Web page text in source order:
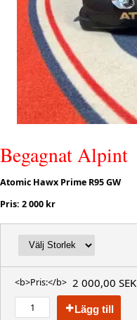
Begagnat Alpint
Atomic Hawx Prime R95 GW
Pris: 2 000 kr
<b>Pris:</b> 2 000,00 SEK
Lägg till